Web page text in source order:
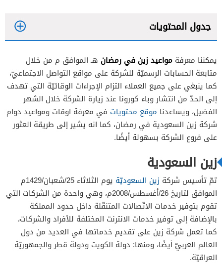
جدول المحتويات
أسباب تعديل أوقات العمل في شركة زين السعودية
العثور على اقرب فرع زين في السعودية
يمكننا معرفة مواعيد زين في رمضان هـ الموافق م من خلال
متابعة الحسابات الرسميّة للشركة على مواقع التواصل الاجتماعيّ،
كما ينبغي على جميع العملاء التزام الإجراءات الوقائيّة التي تهدف
إلى الحدّ من انتشار وباء كورونا عند زيارة الشركة خلال الشهر
الفضيل، ويساعدنا موقع محتويات في معرفة اوقات ومواعيد دوام
شركة زين السعودية في رمضان، كما انه يشير إلى طريقة العثور
على فروع الشركة بسهولة أيضًا.
زين السعودية
تمّ تأسيس شركة زين السعوديّة
يوم الثلاثاء 25/شعبان/1429م
الموافق لتاريخ 26/أغسطس/2008م، وهي واحدة من الشركات التي
تقوم بتوفير خدمات الاتّصالات المتنقّلة داخل حدود المملكة
بالإضافة إلى توفير خدمات الانترنت المختلفة للأفراد والشركات،
كما تعمل شركة زين على تقديم خدماتها في العديد من دول
العالم العربيّ أيضًا، ومنها: دولة الكويت ودولة قطر والجمهوريّة
العراقيّة.